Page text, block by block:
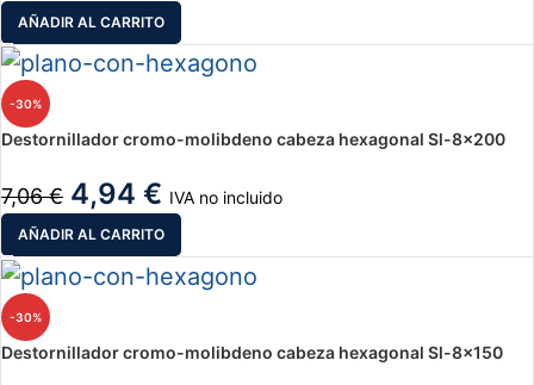
AÑADIR AL CARRITO
-30%
Destornillador cromo-molibdeno cabeza hexagonal Sl-8×200
7,06€ 4,94 € IVA no incluido
AÑADIR AL CARRITO
-30%
Destornillador cromo-molibdeno cabeza hexagonal Sl-8×150